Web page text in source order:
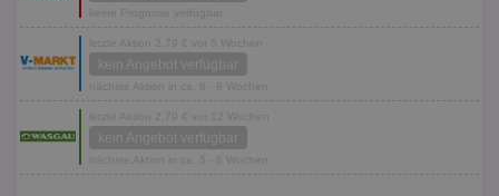
keine Prognose verfügbar
letzte Aktion 2,79 € vor 5 Wochen
kein Angebot verfügbar
nächste Aktion in ca. 8 - 9 Wochen
letzte Aktion 2,79 € vor 12 Wochen
kein Angebot verfügbar
nächste Aktion in ca. 5 - 6 Wochen